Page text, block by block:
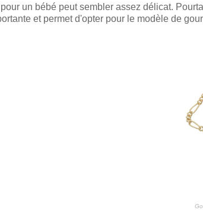
un bébé peut sembler assez délicat.
et permet d'opter pour le modèle de